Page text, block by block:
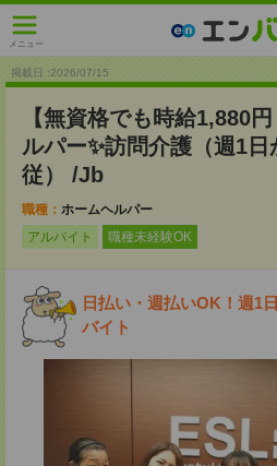
メニュー
掲載日 :2026/07/15
【無資格でも時給1,880
ルパー✨訪問介護（週1
従） /Jb
職種： ホームヘルパー
アルバイト
職種未経験OK
日払い・週払いOK！週1
バイト